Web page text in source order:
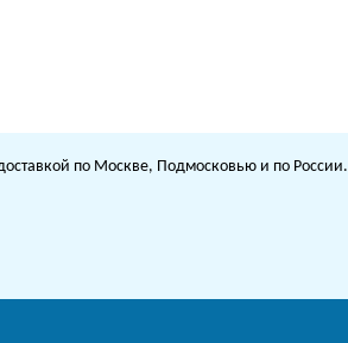
по Москве, Подмосковью и по России.